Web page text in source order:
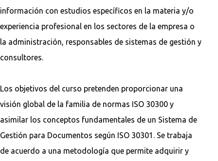
información con estudios específicos en la materia y/o
experiencia profesional en los sectores de la empresa o
la administración, responsables de sistemas de gestión y
consultores.
Los objetivos del curso pretenden proporcionar una
visión global de la familia de normas ISO 30300 y
asimilar los conceptos fundamentales de un Sistema de
Gestión para Documentos según ISO 30301. Se trabaja
de acuerdo a una metodología que permite adquirir y